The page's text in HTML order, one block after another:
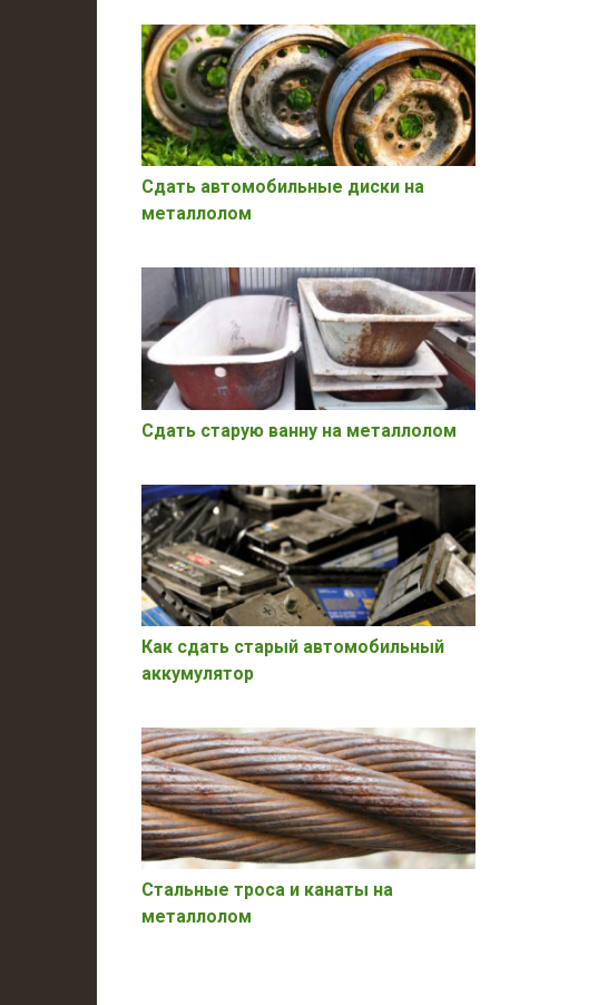
Сдать автомобильные диски на
металлолом
Сдать старую ванну на металлолом
Как сдать старый автомобильный
аккумулятор
Стальные троса и канаты на
металлолом